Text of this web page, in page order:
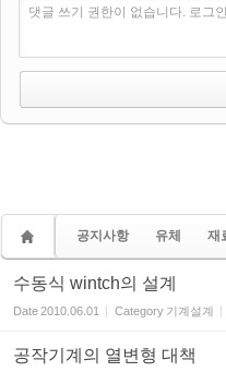
댓글 쓰기 권한이 없습니다. 로그
공지사항 유체 재
수동식 wintch의 설계
Date2010.06.01 Category 기계설계
공작기계의 열변형 대책